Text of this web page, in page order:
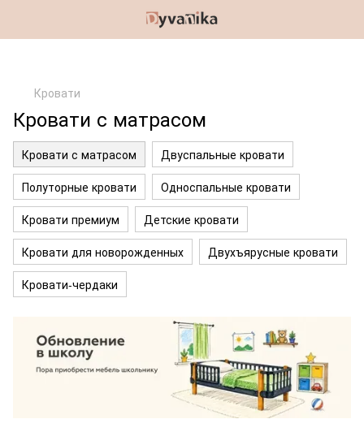
Кровати
Кровати с матрасом
Кровати с матрасом
Двуспальные кровати
Полуторные кровати
Односпальные кровати
Кровати премиум
Детские кровати
Кровати для новорожденных
Двухъярусные кровати
Кровати-чердаки